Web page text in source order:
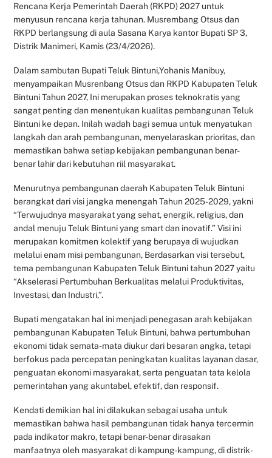
Rencana Kerja Pemerintah Daerah (RKPD) 2027 untuk
menyusun rencana kerja tahunan. Musrembang Otsus dan
RKPD berlangsung di aula Sasana Karya kantor Bupati SP 3,
Distrik Manimeri, Kamis (23/4/2026).
Dalam sambutan Bupati Teluk Bintuni,Yohanis Manibuy,
menyampaikan Musrenbang Otsus dan RKPD Kabupaten Teluk
Bintuni Tahun 2027, Ini merupakan proses teknokratis yang
sangat penting dan menentukan kualitas pembangunan Teluk
Bintuni ke depan. Inilah wadah bagi semua untuk menyatukan
langkah dan arah pembangunan, menyelaraskan prioritas, dan
memastikan bahwa setiap kebijakan pembangunan benar-
benar lahir dari kebutuhan riil masyarakat.
Menurutnya pembangunan daerah Kabupaten Teluk Bintuni
berangkat dari visi jangka menengah Tahun 2025-2029, yakni
“Terwujudnya masyarakat yang sehat, energik, religius, dan
andal menuju Teluk Bintuni yang smart dan inovatif.” Visi ini
merupakan komitmen kolektif yang berupaya di wujudkan
melalui enam misi pembangunan, Berdasarkan visi tersebut,
tema pembangunan Kabupaten Teluk Bintuni tahun 2027 yaitu
“Akselerasi Pertumbuhan Berkualitas melalui Produktivitas,
Investasi, dan Industri,”.
Bupati mengatakan hal ini menjadi penegasan arah kebijakan
pembangunan Kabupaten Teluk Bintuni, bahwa pertumbuhan
ekonomi tidak semata-mata diukur dari besaran angka, tetapi
berfokus pada percepatan peningkatan kualitas layanan dasar,
penguatan ekonomi masyarakat, serta penguatan tata kelola
pemerintahan yang akuntabel, efektif, dan responsif.
Kendati demikian hal ini dilakukan sebagai usaha untuk
memastikan bahwa hasil pembangunan tidak hanya tercermin
pada indikator makro, tetapi benar-benar dirasakan
manfaatnya oleh masyarakat di kampung-kampung, di distrik-